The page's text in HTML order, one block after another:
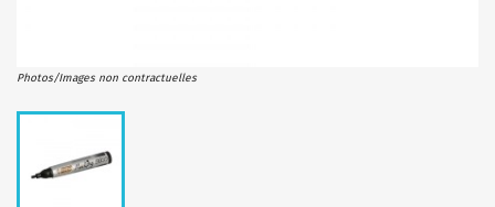
Photos/Images non contractuelles